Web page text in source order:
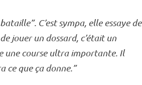
C’est sympa, elle essaye de
jouer un dossard, c’était un
une course ultra importante. Il
ce que ça donne.”